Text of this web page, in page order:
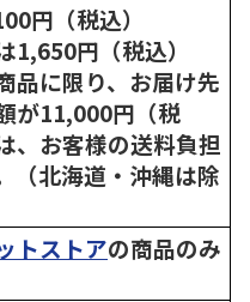
円（税込）
円（税込）
品に限り、お届け先
が11,000円（税
、お客様の送料負担
（北海道・沖縄は除
トストアの商品のみ